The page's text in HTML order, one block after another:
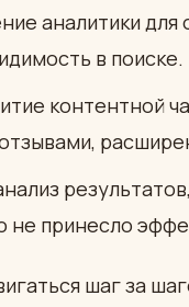
аналитики
в поиске.
контентной
не принесло
шаг за